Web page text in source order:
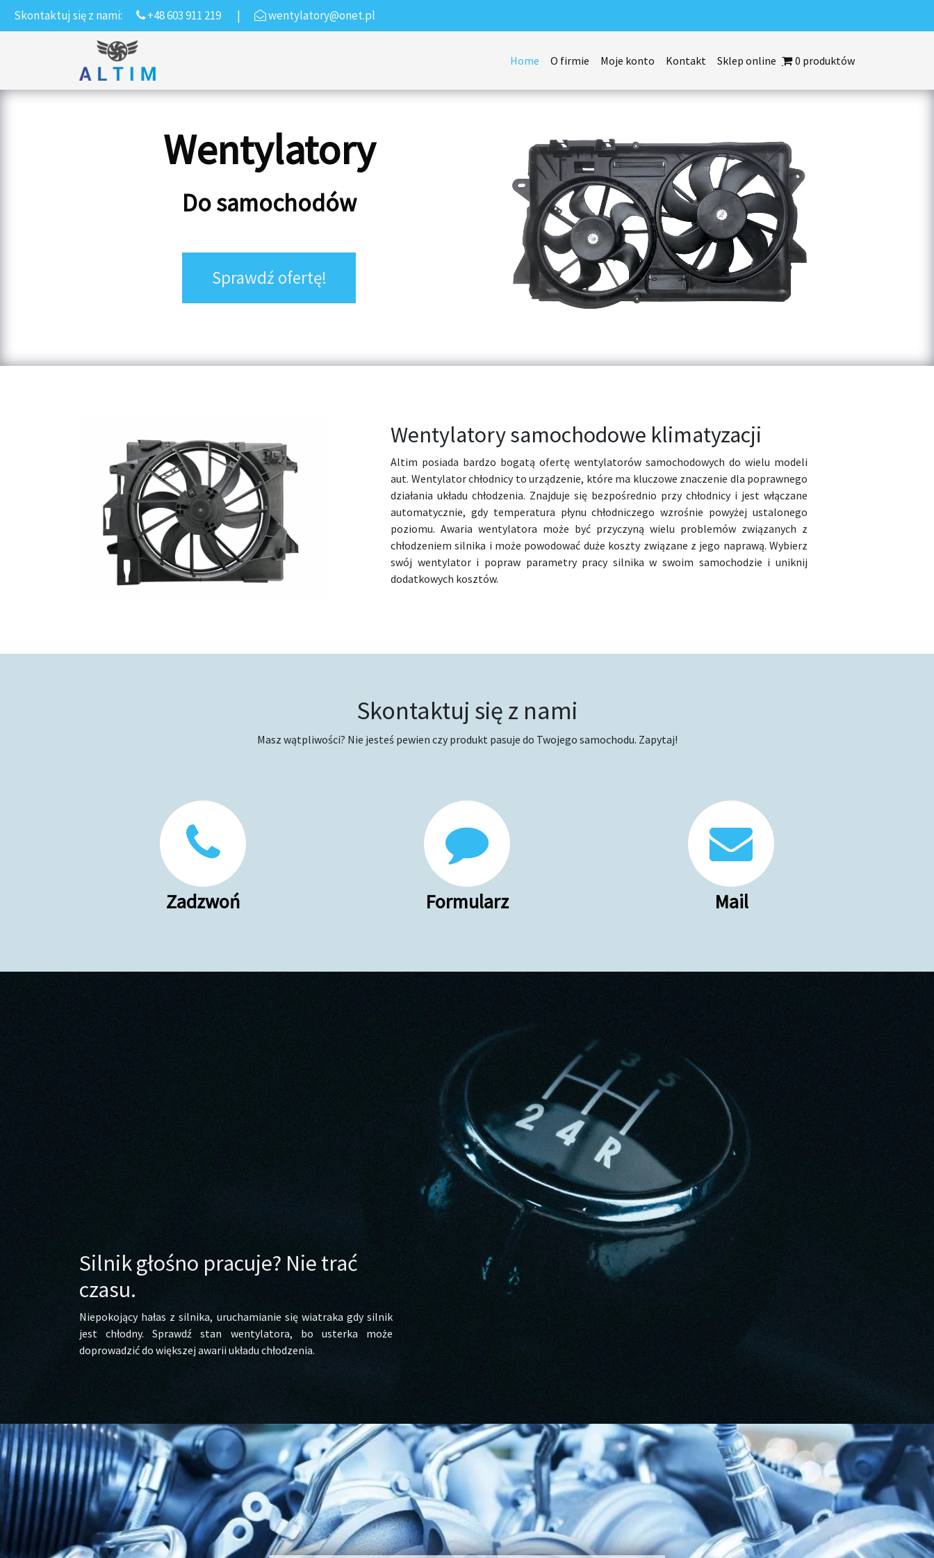
Skontaktuj się z nami: +48 603 911 219 | wentylatory@onet.pl
Main Navigation Home O firmie Moje konto Kontakt Sklep online 0 produktów
Wentylatory
Do samochodów
Sprawdź ofertę!
Wentylatory samochodowe klimatyzacji
Altim posiada bardzo bogatą ofertę wentylatorów samochodowych do wielu modeli
aut. Wentylator chłodnicy to urządzenie, które ma kluczowe znaczenie dla poprawnego
działania układu chłodzenia. Znajduje się bezpośrednio przy chłodnicy i jest włączane
automatycznie, gdy temperatura płynu chłodniczego wzrośnie powyżej ustalonego
poziomu. Awaria wentylatora może być przyczyną wielu problemów związanych z
chłodzeniem silnika i może powodować duże koszty związane z jego naprawą. Wybierz
swój wentylator i popraw parametry pracy silnika w swoim samochodzie i uniknij
dodatkowych kosztów.
Skontaktuj się z nami
Masz wątpliwości? Nie jesteś pewien czy produkt pasuje do Twojego samochodu. Zapytaj!
Zadzwoń Formularz Mail
Silnik głośno pracuje? Nie trać
czasu.
Niepokojący hałas z silnika, uruchamianie się wiatraka gdy silnik
jest chłodny. Sprawdź stan wentylatora, bo usterka może
doprowadzić do większej awarii układu chłodzenia.